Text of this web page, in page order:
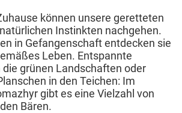
können unsere geretteten
Instinkten nachgehen.
in Gefangenschaft entdecken sie
Leben. Entspannte
grünen Landschaften oder
in den Teichen: Im
gibt es eine Vielzahl von
Bären.